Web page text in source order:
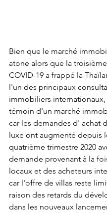
Bien que le marché
atone alors que la
COVID-19 a frappé la
l'un des principaux
immobiliers internationaux,
témoin d'un marché
car les demandes d' achat
luxe ont augmenté depuis
quatrième trimestre 2020
demande provenant à la
locaux et des acheteurs
car l'offre de villas reste
raison des retards du
dans les nouveaux